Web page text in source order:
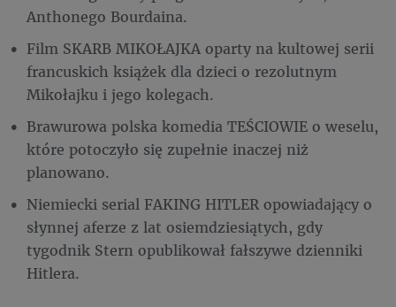
Anthonego Bourdaina.
Film SKARB MIKOŁAJKA oparty na kultowej serii
francuskich książek dla dzieci o rezolutnym
Mikołajku i jego kolegach.
Brawurowa polska komedia TEŚCIOWIE o weselu,
które potoczyło się zupełnie inaczej niż
planowano.
Niemiecki serial FAKING HITLER opowiadający o
słynnej aferze z lat osiemdziesiątych, gdy
tygodnik Stern opublikował fałszywe dzienniki
Hitlera.